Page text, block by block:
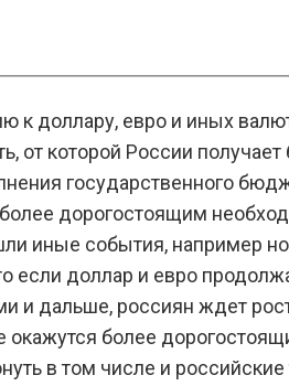
к доллару, евро и иных
от которой России
государственного
дорогостоящим
иные события, например
если доллар и евро
и дальше, россиян ждет
окажутся более
в том числе и